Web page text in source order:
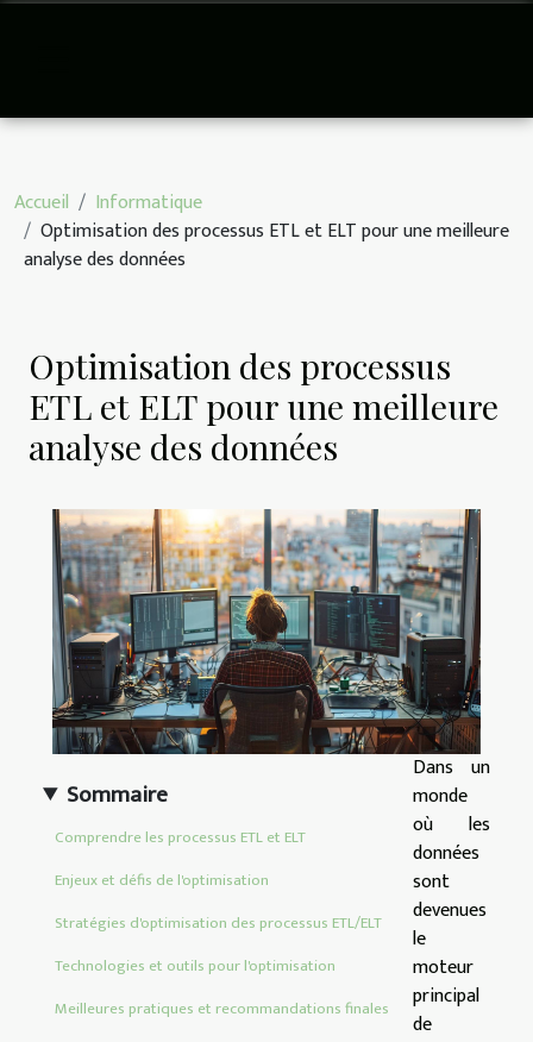
Accueil
Informatique
Optimisation des processus ETL et ELT pour une meilleure
analyse des données
Optimisation des processus
ETL et ELT pour une meilleure
analyse des données
Sommaire
Comprendre les processus ETL et ELT
Enjeux et défis de l'optimisation
Stratégies d'optimisation des processus ETL/ELT
Technologies et outils pour l'optimisation
Meilleures pratiques et recommandations finales
Dans un
monde
où les
données
sont
devenues
le
moteur
principal
de